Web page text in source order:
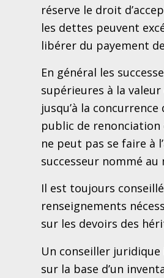
réserve le droit
les dettes peuvent
libérer du payement
En général les
supérieures à la
jusqu’à la
public de
ne peut pas se faire à
successeur nommé au
Il est toujours
renseignements
sur les devoirs des
Un conseiller
sur la base d’un